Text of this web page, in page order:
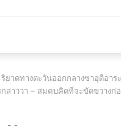
ยาดทางตะวันออกกลางซาอุดีอา
กล่าวว่า – สมคบคิดที่จะขัดขวาง